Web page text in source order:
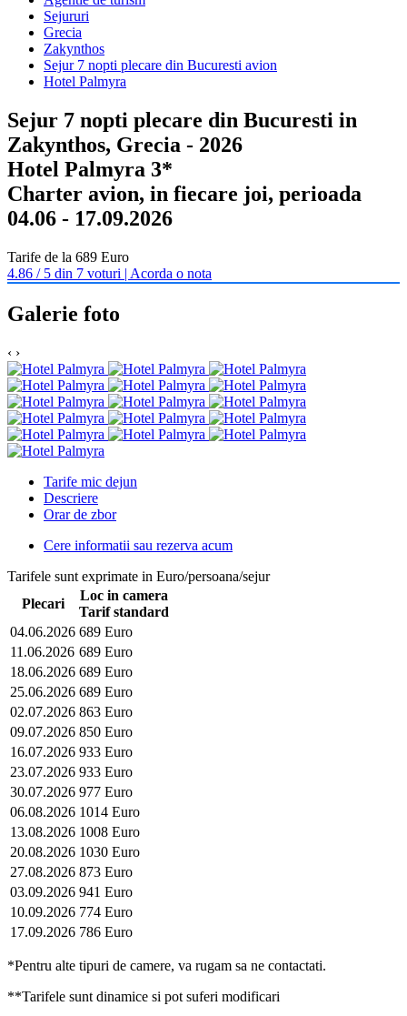
Sejururi
Grecia
Zakynthos
Sejur 7 nopti plecare din Bucuresti avion
Hotel Palmyra
Sejur 7 nopti plecare din Bucuresti in
Zakynthos, Grecia - 2026
Hotel Palmyra 3*
Charter avion, in fiecare joi, perioada
04.06 - 17.09.2026
Tarife de la 689 Euro
4.86 / 5 din 7 voturi | Acorda o nota
Galerie foto
‹ ›
Tarife mic dejun
Descriere
Orar de zbor
Cere informatii sau rezerva acum
Tarifele sunt exprimate in Euro/persoana/sejur
Plecari
Loc in camera
Tarif standard
04.06.2026 689 Euro
11.06.2026 689 Euro
18.06.2026 689 Euro
25.06.2026 689 Euro
02.07.2026 863 Euro
09.07.2026 850 Euro
16.07.2026 933 Euro
23.07.2026 933 Euro
30.07.2026 977 Euro
06.08.2026 1014 Euro
13.08.2026 1008 Euro
20.08.2026 1030 Euro
27.08.2026 873 Euro
03.09.2026 941 Euro
10.09.2026 774 Euro
17.09.2026 786 Euro
*Pentru alte tipuri de camere, va rugam sa ne contactati.
**Tarifele sunt dinamice si pot suferi modificari